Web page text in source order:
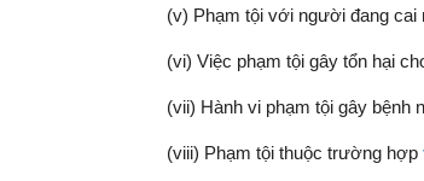
(v) Phạm tội với người đang cai
(vi) Việc phạm tội gây tổn hại
(vii) Hành vi phạm tội gây bệnh
(viii) Phạm tội thuộc trường hợp